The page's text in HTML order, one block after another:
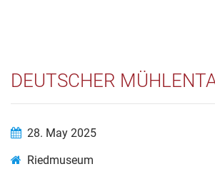
DEUTSCHER
28. May 2025
Riedmuseum